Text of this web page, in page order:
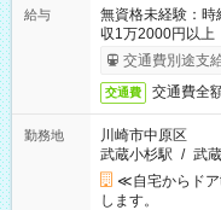
給与
無資格未経験：
収1万2000円以上
交通費別途支
交通費 交通費全
勤務地
川崎市中原区
武蔵小杉駅 / 武
≪自宅からド
します。